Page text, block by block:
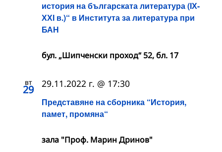
история на българската литература (ІХ-
ХХІ в.)“ в Института за литература при
БАН
бул. „Шипченски проход“ 52, бл. 17
вт
29
Представяне на сборника “История,
памет, промяна“
29.11.2022 г. @ 17:30
зала "Проф. Марин Дринов"